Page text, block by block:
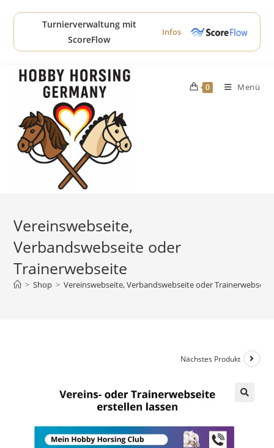
Inhalt
Turnierverwaltung mit
ScoreFlow
Infos
0 Menü
Vereinswebseite,
Verbandswebseite oder
Trainerwebseite
> Shop > Vereinswebseite, Verbandswebseite oder Trainerwebseite
Nächstes Produkt